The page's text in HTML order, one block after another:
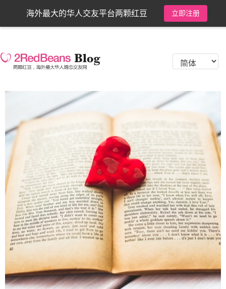
海外最大的华人交友平台两颗红豆 立即注册